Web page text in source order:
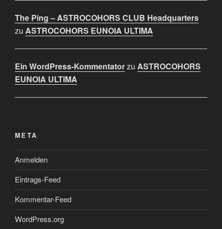
The Ping – ASTROCOHORS CLUB Headquarters
zu ASTROCOHORS EUNOIA ULTIMA
Ein WordPress-Kommentatorzu ASTROCOHORS
EUNOIA ULTIMA
META
Anmelden
Eintrags-Feed
Kommentar-Feed
WordPress.org